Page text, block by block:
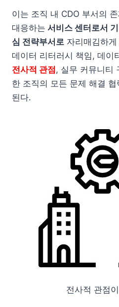
이는 조직 내 CDO 부서의
대응하는 서비스 센터로서
심 전략부서로 자리매김하
데이터 리터러시 책임, 데이
전사적 관점 , 실무 커뮤니티
한 조직의 모든 문제 해결
된다.
전사적 관점